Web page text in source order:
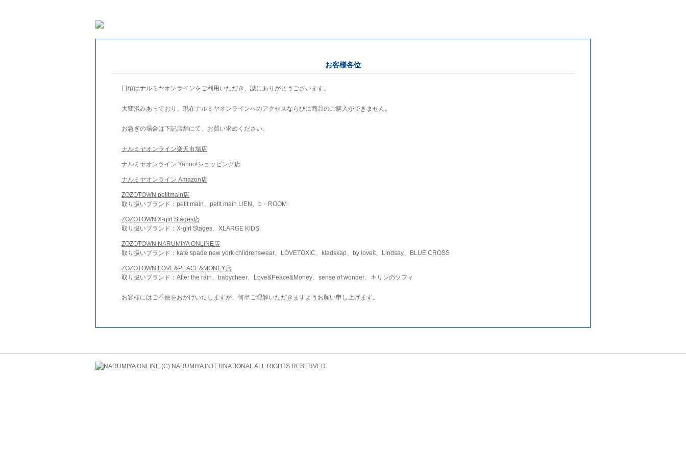
お客様各位
日頃はナルミヤオンラインをご利用いただき、誠にありがとうございます。
大変混みあっており、現在ナルミヤオンラインへのアクセスならびに商品のご購入ができません。
お急ぎの場合は下記店舗にて、お買い求めください。
ナルミヤオンライン楽天市場店
ナルミヤオンライン Yahoo!ショッピング店
ナルミヤオンライン Amazon店
ZOZOTOWN petitmain店
取り扱いブランド：petit main、petit main LIEN、b・ROOM
ZOZOTOWN X-girl Stages店
取り扱いブランド：X-girl Stages、XLARGE KIDS
ZOZOTOWN NARUMIYA ONLINE店
取り扱いブランド：kate spade new york childrenswear、LOVETOXIC、kladskap、by loveit、Lindsay、BLUE CROSS
ZOZOTOWN LOVE&PEACE&MONEY店
取り扱いブランド：After the rain、babycheer、Love&Peace&Money、sense of wonder、キリンのソフィ
お客様にはご不便をおかけいたしますが、何卒ご理解いただきますようお願い申し上げます。